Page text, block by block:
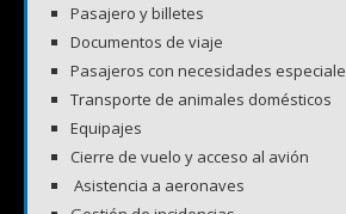
Pasajero y billetes
Documentos de viaje
Pasajeros con necesidades
Transporte de animales domésticos
Equipajes
Cierre de vuelo y acceso al avión
Asistencia a aeronaves